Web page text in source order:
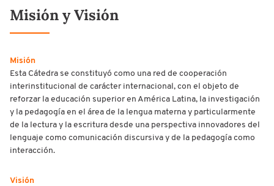
Misión y Visión
Misión
Esta Cátedra se constituyó como una red de cooperación
interinstitucional de carácter internacional, con el objeto de
reforzar la educación superior en América Latina, la investigación
y la pedagogía en el área de la lengua materna y particularmente
de la lectura y la escritura desde una perspectiva innovadores del
lenguaje como comunicación discursiva y de la pedagogía como
interacción.
Visión